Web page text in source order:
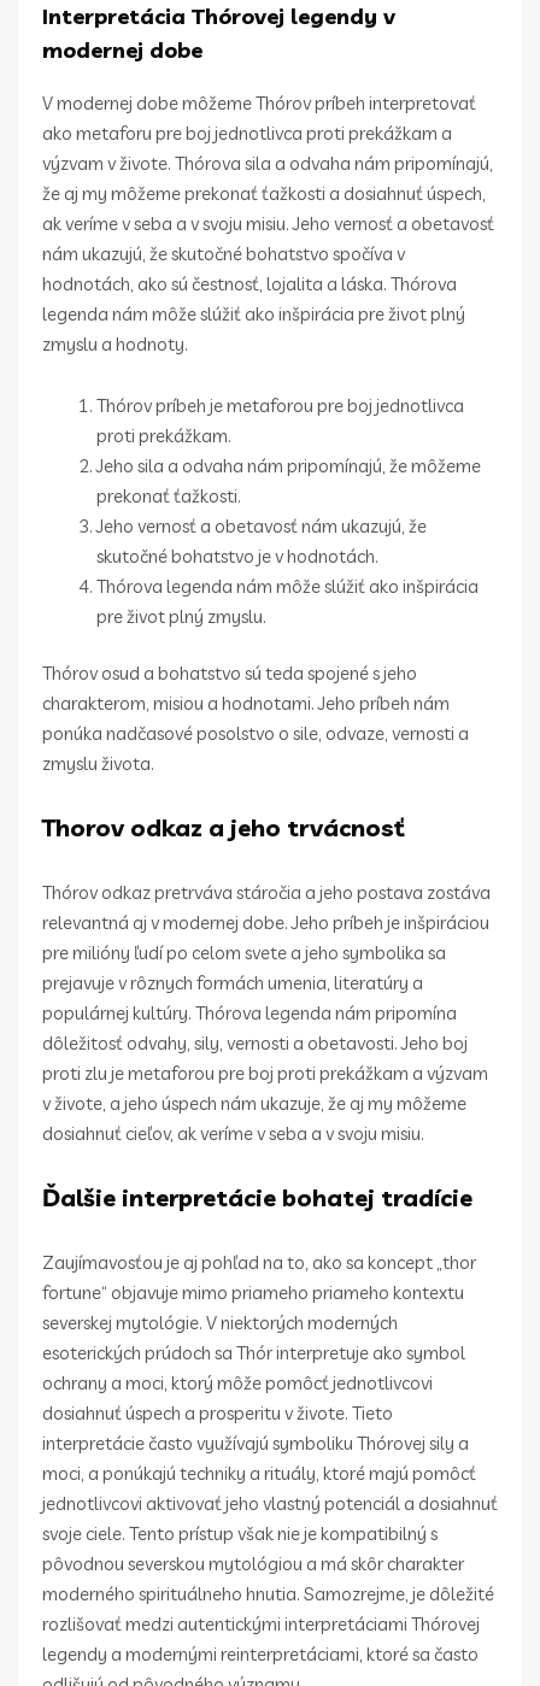
Interpretácia Thórovej legendy v
modernej dobe
V modernej dobe môžeme Thórov príbeh interpretovať
ako metaforu pre boj jednotlivca proti prekážkam a
výzvam v živote. Thórova sila a odvaha nám pripomínajú,
že aj my môžeme prekonať ťažkosti a dosiahnuť úspech,
ak veríme v seba a v svoju misiu. Jeho vernosť a obetavosť
nám ukazujú, že skutočné bohatstvo spočíva v
hodnotách, ako sú čestnosť, lojalita a láska. Thórova
legenda nám môže slúžiť ako inšpirácia pre život plný
zmyslu a hodnoty.
Thórov príbeh je metaforou pre boj jednotlivca
proti prekážkam.
Jeho sila a odvaha nám pripomínajú, že môžeme
prekonať ťažkosti.
Jeho vernosť a obetavosť nám ukazujú, že
skutočné bohatstvo je v hodnotách.
Thórova legenda nám môže slúžiť ako inšpirácia
pre život plný zmyslu.
Thórov osud a bohatstvo sú teda spojené s jeho
charakterom, misiou a hodnotami. Jeho príbeh nám
ponúka nadčasové posolstvo o sile, odvaze, vernosti a
zmyslu života.
Thorov odkaz a jeho trvácnosť
Thórov odkaz pretrváva stáročia a jeho postava zostáva
relevantná aj v modernej dobe. Jeho príbeh je inšpiráciou
pre milióny ľudí po celom svete a jeho symbolika sa
prejavuje v rôznych formách umenia, literatúry a
populárnej kultúry. Thórova legenda nám pripomína
dôležitosť odvahy, sily, vernosti a obetavosti. Jeho boj
proti zlu je metaforou pre boj proti prekážkam a výzvam
v živote, a jeho úspech nám ukazuje, že aj my môžeme
dosiahnuť cieľov, ak veríme v seba a v svoju misiu.
Ďalšie interpretácie bohatej tradície
Zaujímavosťou je aj pohľad na to, ako sa koncept „thor
fortune“ objavuje mimo priameho priameho kontextu
severskej mytológie. V niektorých moderných
esoterických prúdoch sa Thór interpretuje ako symbol
ochrany a moci, ktorý môže pomôcť jednotlivcovi
dosiahnuť úspech a prosperitu v živote. Tieto
interpretácie často využívajú symboliku Thórovej sily a
moci, a ponúkajú techniky a rituály, ktoré majú pomôcť
jednotlivcovi aktivovať jeho vlastný potenciál a dosiahnuť
svoje ciele. Tento prístup však nie je kompatibilný s
pôvodnou severskou mytológiou a má skôr charakter
moderného spirituálneho hnutia. Samozrejme, je dôležité
rozlišovať medzi autentickými interpretáciami Thórovej
legendy a modernými reinterpretáciami, ktoré sa často